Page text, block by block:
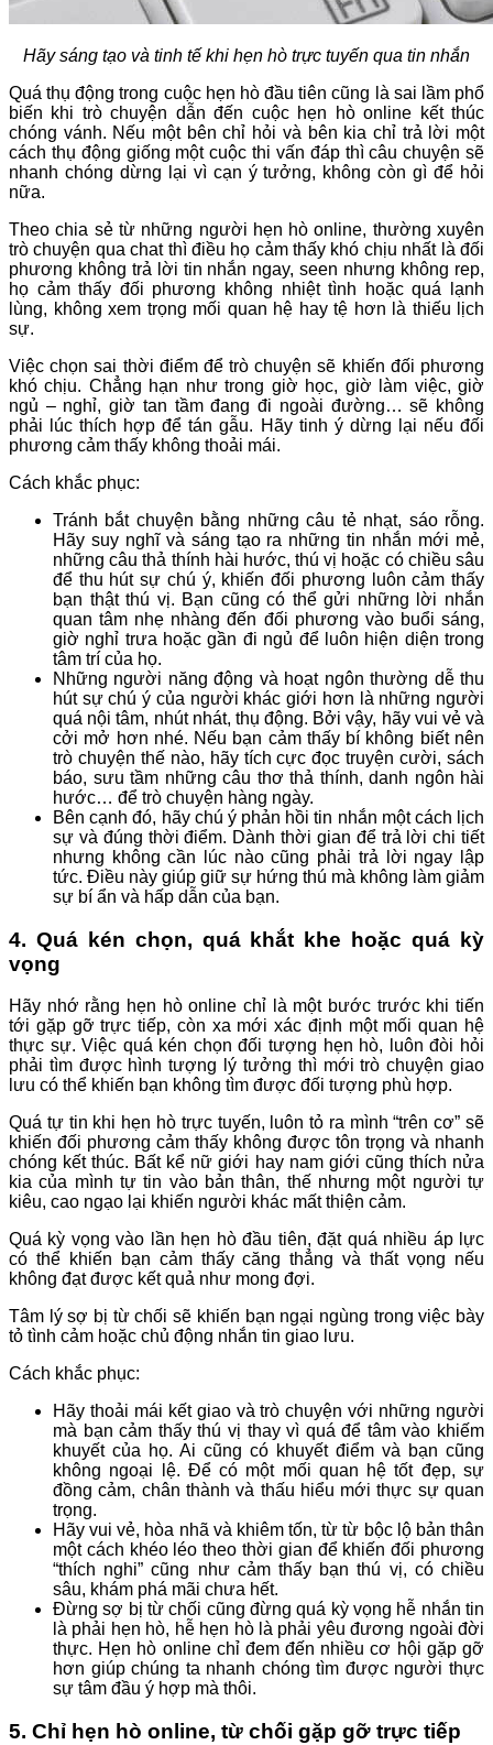
Hãy sáng tạo và tinh tế khi hẹn hò trực tuyến qua tin nhắn
Quá thụ động trong cuộc hẹn hò đầu tiên cũng là sai lầm phổ
biến khi trò chuyện dẫn đến cuộc hẹn hò online kết thúc
chóng vánh. Nếu một bên chỉ hỏi và bên kia chỉ trả lời một
cách thụ động giống một cuộc thi vấn đáp thì câu chuyện sẽ
nhanh chóng dừng lại vì cạn ý tưởng, không còn gì để hỏi
nữa.
Theo chia sẻ từ những người hẹn hò online, thường xuyên
trò chuyện qua chat thì điều họ cảm thấy khó chịu nhất là đối
phương không trả lời tin nhắn ngay, seen nhưng không rep,
họ cảm thấy đối phương không nhiệt tình hoặc quá lạnh
lùng, không xem trọng mối quan hệ hay tệ hơn là thiếu lịch
sự.
Việc chọn sai thời điểm để trò chuyện sẽ khiến đối phương
khó chịu. Chẳng hạn như trong giờ học, giờ làm việc, giờ
ngủ – nghỉ, giờ tan tầm đang đi ngoài đường… sẽ không
phải lúc thích hợp để tán gẫu. Hãy tinh ý dừng lại nếu đối
phương cảm thấy không thoải mái.
Cách khắc phục:
Tránh bắt chuyện bằng những câu tẻ nhạt, sáo rỗng.
Hãy suy nghĩ và sáng tạo ra những tin nhắn mới mẻ,
những câu thả thính hài hước, thú vị hoặc có chiều sâu
để thu hút sự chú ý, khiến đối phương luôn cảm thấy
bạn thật thú vị. Bạn cũng có thể gửi những lời nhắn
quan tâm nhẹ nhàng đến đối phương vào buổi sáng,
giờ nghỉ trưa hoặc gần đi ngủ để luôn hiện diện trong
tâm trí của họ.
Những người năng động và hoạt ngôn thường dễ thu
hút sự chú ý của người khác giới hơn là những người
quá nội tâm, nhút nhát, thụ động. Bởi vậy, hãy vui vẻ và
cởi mở hơn nhé. Nếu bạn cảm thấy bí không biết nên
trò chuyện thế nào, hãy tích cực đọc truyện cười, sách
báo, sưu tầm những câu thơ thả thính, danh ngôn hài
hước… để trò chuyện hàng ngày.
Bên cạnh đó, hãy chú ý phản hồi tin nhắn một cách lịch
sự và đúng thời điểm. Dành thời gian để trả lời chi tiết
nhưng không cần lúc nào cũng phải trả lời ngay lập
tức. Điều này giúp giữ sự hứng thú mà không làm giảm
sự bí ẩn và hấp dẫn của bạn.
4. Quá kén chọn, quá khắt khe hoặc quá kỳ
vọng
Hãy nhớ rằng hẹn hò online chỉ là một bước trước khi tiến
tới gặp gỡ trực tiếp, còn xa mới xác định một mối quan hệ
thực sự. Việc quá kén chọn đối tượng hẹn hò, luôn đòi hỏi
phải tìm được hình tượng lý tưởng thì mới trò chuyện giao
lưu có thể khiến bạn không tìm được đối tượng phù hợp.
Quá tự tin khi hẹn hò trực tuyến, luôn tỏ ra mình “trên cơ” sẽ
khiến đối phương cảm thấy không được tôn trọng và nhanh
chóng kết thúc. Bất kể nữ giới hay nam giới cũng thích nửa
kia của mình tự tin vào bản thân, thế nhưng một người tự
kiêu, cao ngạo lại khiến người khác mất thiện cảm.
Quá kỳ vọng vào lần hẹn hò đầu tiên, đặt quá nhiều áp lực
có thể khiến bạn cảm thấy căng thẳng và thất vọng nếu
không đạt được kết quả như mong đợi.
Tâm lý sợ bị từ chối sẽ khiến bạn ngại ngùng trong việc bày
tỏ tình cảm hoặc chủ động nhắn tin giao lưu.
Cách khắc phục:
Hãy thoải mái kết giao và trò chuyện với những người
mà bạn cảm thấy thú vị thay vì quá để tâm vào khiếm
khuyết của họ. Ai cũng có khuyết điểm và bạn cũng
không ngoại lệ. Để có một mối quan hệ tốt đẹp, sự
đồng cảm, chân thành và thấu hiểu mới thực sự quan
trọng.
Hãy vui vẻ, hòa nhã và khiêm tốn, từ từ bộc lộ bản thân
một cách khéo léo theo thời gian để khiến đối phương
“thích nghi” cũng như cảm thấy bạn thú vị, có chiều
sâu, khám phá mãi chưa hết.
Đừng sợ bị từ chối cũng đừng quá kỳ vọng hễ nhắn tin
là phải hẹn hò, hễ hẹn hò là phải yêu đương ngoài đời
thực. Hẹn hò online chỉ đem đến nhiều cơ hội gặp gỡ
hơn giúp chúng ta nhanh chóng tìm được người thực
sự tâm đầu ý hợp mà thôi.
5. Chỉ hẹn hò online, từ chối gặp gỡ trực tiếp